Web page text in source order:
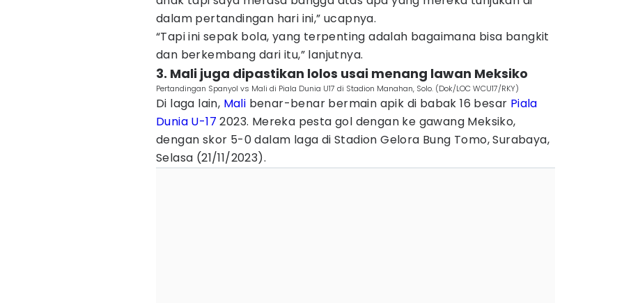
dalam pertandingan hari ini,” ucapnya.
“Tapi ini sepak bola, yang terpenting adalah bagaimana bisa bangkit
dan berkembang dari itu,” lanjutnya.
3. Mali juga dipastikan lolos usai menang lawan Meksiko
Pertandingan Spanyol vs Mali di Piala Dunia U17 di Stadion Manahan, Solo. (Dok/LOC WCU17/RKY)
Di laga lain, Mali benar-benar bermain apik di babak 16 besar Piala
Dunia U-17 2023. Mereka pesta gol dengan ke gawang Meksiko,
dengan skor 5-0 dalam laga di Stadion Gelora Bung Tomo, Surabaya,
Selasa (21/11/2023).